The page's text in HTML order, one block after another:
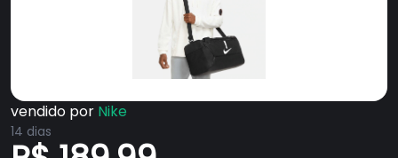
vendido por Nike
14 dias